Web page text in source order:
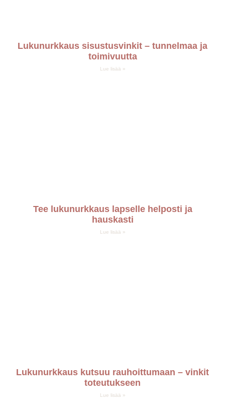
Lukunurkkaus sisustusvinkit – tunnelmaa ja
toimivuutta
Lue lisää »
Tee lukunurkkaus lapselle helposti ja
hauskasti
Lue lisää »
Lukunurkkaus kutsuu rauhoittumaan – vinkit
toteutukseen
Lue lisää »